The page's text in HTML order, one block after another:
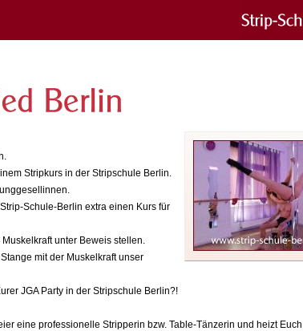
Stripkurs in der Stripschule Berlin.
Schule-Berlin extra einen Kurs für
unter Beweis stellen.
mit der Muskelkraft unser
JGA Party in der Stripschule Berlin?!
eine professionelle Stripperin bzw. Table-Tänzerin und heizt Euch